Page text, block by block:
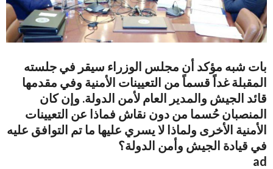
بات شبه مؤكد أن مجلس الوزراء سيقر في جلسته
المقبلة غداً قسماً من التعيينات الأمنية وفي مقدمها
قائد الجيش والمدير العام لأمن الدولة. وإن كان
المنصبان حُسما من دون نقاش فماذا عن التعيينات
الأمنية الأخرى ولماذا لا يسري عليها ما تم التوافق عليه
في قيادة الجيش وأمن الدولة؟
ad